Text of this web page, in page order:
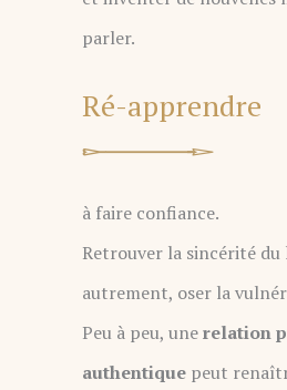
parler.
Ré-apprendre
à faire confiance.
Retrouver la sincérité du
autrement, oser la
Peu à peu, unerelation
authentique peut